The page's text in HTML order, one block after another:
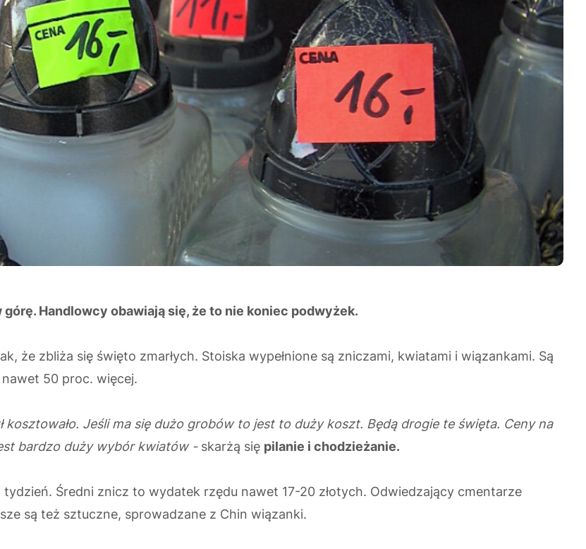
Handlowcy obawiają się, że to nie koniec podwyżek.
że zbliża się święto zmarłych. Stoiska wypełnione są zniczami, kwiatami i wiązankami. Są
50 proc. więcej.
kosztowało. Jeśli ma się dużo grobów to jest to duży koszt. Będą drogie te święta. Ceny na
bardzo duży wybór kwiatów​​​​​​ - skarżą się pilanie i chodzieżanie.
Średni znicz to wydatek rzędu nawet 17-20 złotych. Odwiedzający cmentarze
są też sztuczne, sprowadzane z Chin wiązanki.